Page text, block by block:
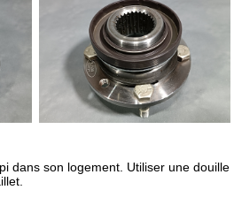
dans son logement. Utiliser une douille